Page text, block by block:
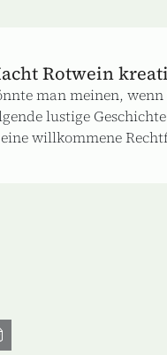
Rotwein
man meinen, wenn
lustige
willkommene